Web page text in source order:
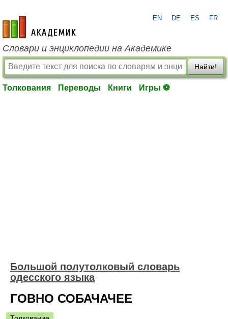
academic.ru
EN DE ES FR
Словари и энциклопедии на Академике
Найти!
Толкования Переводы Книги Игры ⚽
Большой полутолковый словарь
одесского языка
ГОВНО СОБАЧАЧЕЕ